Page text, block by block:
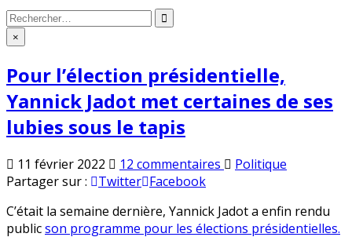
Rechercher
: ×
Pour l’élection présidentielle,
Yannick Jadot met certaines de ses
lubies sous le tapis
11 février 2022 12 commentaires sur
présidentielle,
Yannick
Publié
Politique
Partager sur :
Twitter Facebook
C’était la semaine dernière, Yannick Jadot a enfin rendu
publicson programme pour les élections présidentielles.